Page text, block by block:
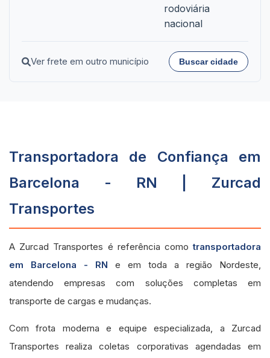
rodoviária
nacional
Ver frete em outro município Buscar cidade
Transportadora de Confiança em
Barcelona - RN | Zurcad
Transportes
A Zurcad Transportes é referência comotransportadora
em Barcelona - RN e em toda a região Nordeste,
atendendo empresas com soluções completas em
transporte de cargas e mudanças.
Com frota moderna e equipe especializada, a Zurcad
Transportes realiza coletas corporativas agendadas em